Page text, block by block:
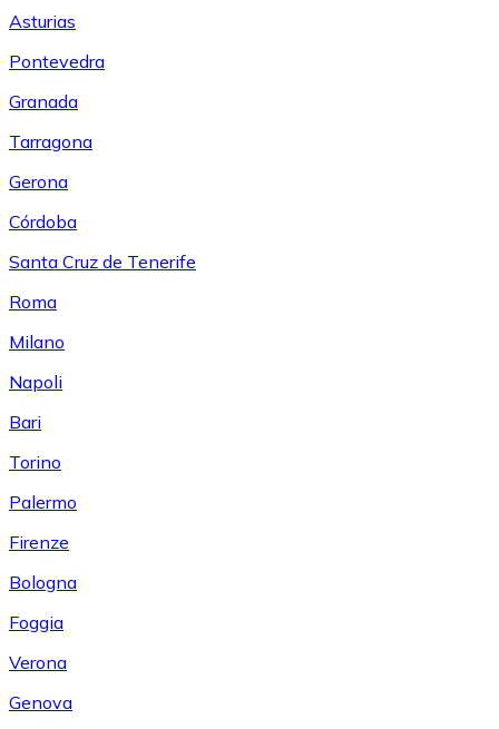
Asturias
Pontevedra
Granada
Tarragona
Gerona
Córdoba
Santa Cruz de Tenerife
Roma
Milano
Napoli
Bari
Torino
Palermo
Firenze
Bologna
Foggia
Verona
Genova